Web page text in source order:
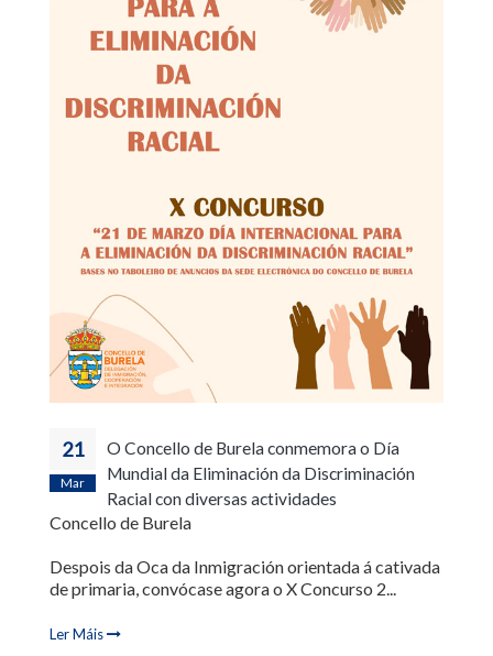
21
Mar
O Concello de Burela conmemora o Día
Mundial da Eliminación da Discriminación
Racial con diversas actividades
Concello de Burela
Despois da Oca da Inmigración orientada á cativada
de primaria, convócase agora o X Concurso 2...
Ler Máis